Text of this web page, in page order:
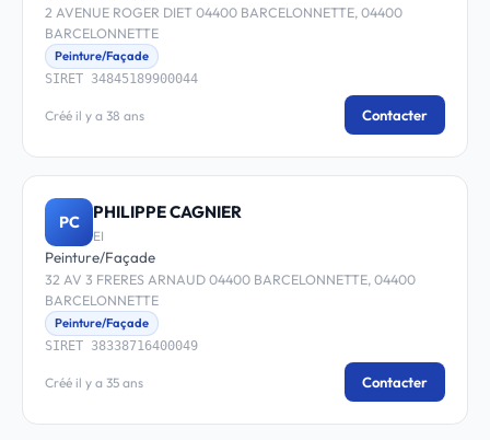
2 AVENUE ROGER DIET 04400 BARCELONNETTE, 04400
BARCELONNETTE
Peinture/Façade
SIRET 34845189900044
Créé il y a 38 ans Contacter
PC PHILIPPE CAGNIER
EI
Peinture/Façade
32 AV 3 FRERES ARNAUD 04400 BARCELONNETTE, 04400
BARCELONNETTE
Peinture/Façade
SIRET 38338716400049
Créé il y a 35 ans Contacter